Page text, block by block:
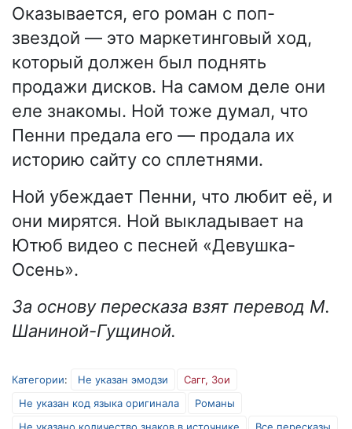
Оказывается, его роман с поп-
звездой — это маркетинговый ход,
который должен был поднять
продажи дисков. На самом деле они
еле знакомы. Ной тоже думал, что
Пенни предала его — продала их
историю сайту со сплетнями.
Ной убеждает Пенни, что любит её, и
они мирятся. Ной выкладывает на
Ютюб видео с песней «Девушка-
Осень».
За основу пересказа взят перевод М.
Шаниной-Гущиной.
Категории: Не указан эмодзи
Сагг, Зои
Не указан код языка оригинала
Романы